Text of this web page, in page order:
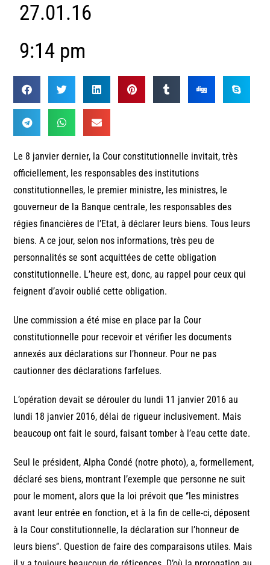
27.01.16
9:14 pm
Le 8 janvier dernier, la Cour constitutionnelle invitait, très
officiellement, les responsables des institutions
constitutionnelles, le premier ministre, les ministres, le
gouverneur de la Banque centrale, les responsables des
régies financières de l’Etat, à déclarer leurs biens. Tous leurs
biens. A ce jour, selon nos informations, très peu de
personnalités se sont acquittées de cette obligation
constitutionnelle. L’heure est, donc, au rappel pour ceux qui
feignent d’avoir oublié cette obligation.
Une commission a été mise en place par la Cour
constitutionnelle pour recevoir et vérifier les documents
annexés aux déclarations sur l’honneur. Pour ne pas
cautionner des déclarations farfelues.
L’opération devait se dérouler du lundi 11 janvier 2016 au
lundi 18 janvier 2016, délai de rigueur inclusivement. Mais
beaucoup ont fait le sourd, faisant tomber à l’eau cette date.
Seul le président, Alpha Condé (notre photo), a, formellement,
déclaré ses biens, montrant l’exemple que personne ne suit
pour le moment, alors que la loi prévoit que ‘’les ministres
avant leur entrée en fonction, et à la fin de celle-ci, déposent
à la Cour constitutionnelle, la déclaration sur l’honneur de
leurs biens’’. Question de faire des comparaisons utiles. Mais